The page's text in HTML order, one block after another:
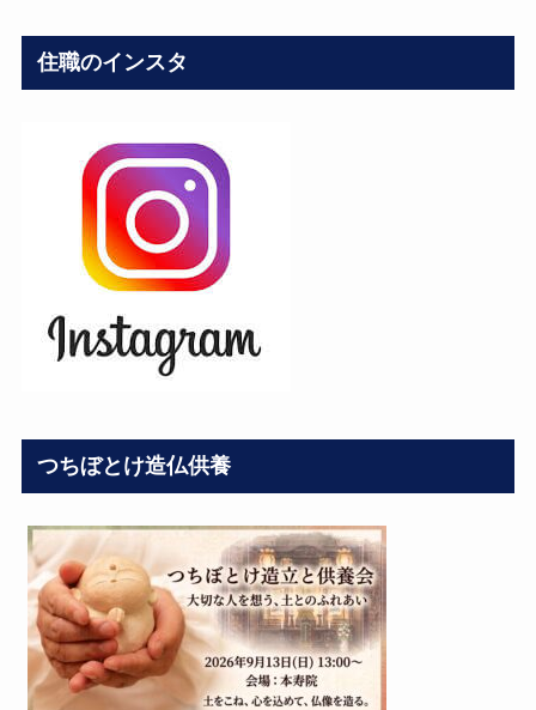
住職のインスタ
つちぼとけ造仏供養